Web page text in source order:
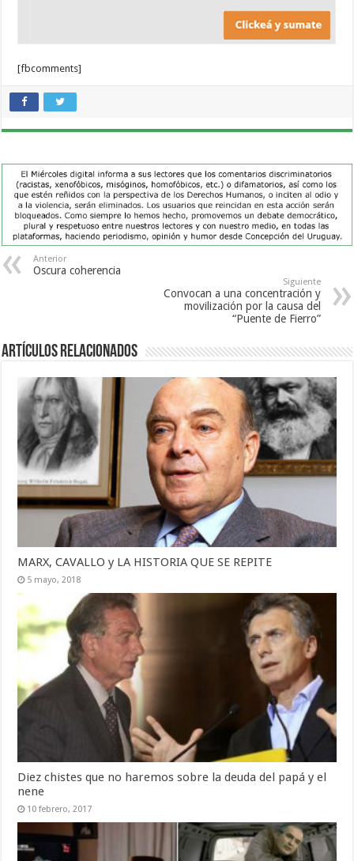
[fbcomments]
Anterior
Oscura coherencia
Siguiente
Convocan a una concentración y
movilización por la causa del
“Puente de Fierro”
Artículos Relacionados
MARX, CAVALLO y LA HISTORIA QUE SE REPITE
5 mayo, 2018
Diez chistes que no haremos sobre la deuda del papá y el
nene
10 febrero, 2017